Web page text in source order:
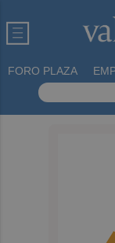
FORO PLAZA